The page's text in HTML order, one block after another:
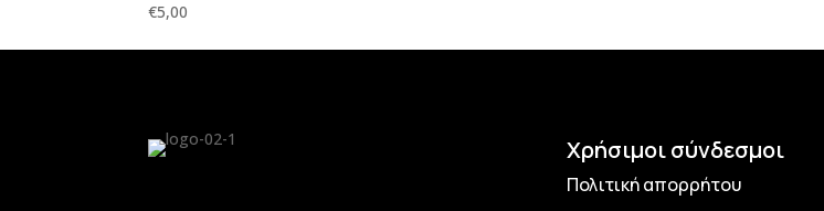
€5,00
Χρήσιμοι σύνδεσμοι
Πολιτική απορρήτου